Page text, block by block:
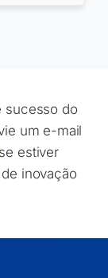
sucesso do
um e-mail
se estiver
inovação